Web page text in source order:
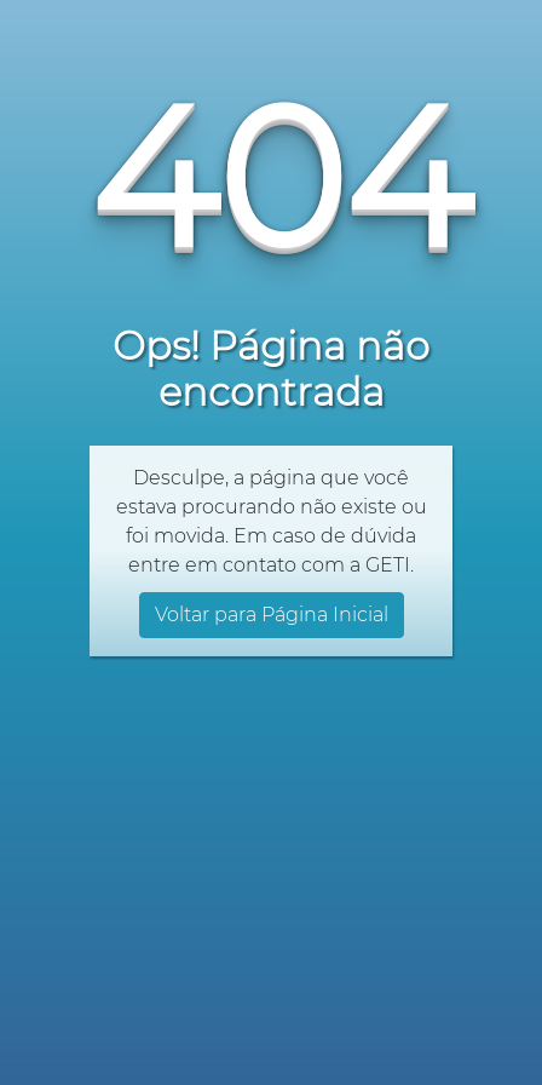
404
Ops! Página não
encontrada
Desculpe, a página que você
estava procurando não existe ou
foi movida. Em caso de dúvida
entre em contato com a GETI.
Voltar para Página Inicial